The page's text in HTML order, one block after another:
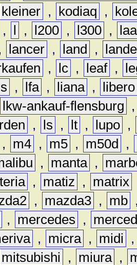
kleiner , kodiaq ,
, l , l200 , l300 ,
lancer , land ,
, lc , leaf ,
, lfa , liana ,
libero
lkw-ankauf-flensburg
, ls , lt , lupo ,
, m4 , m5 , m50d ,
, manta ,
, matiz , matrix
, mazda3 , mb
, mercedes ,
, micra , midi
mitsubishi , miura ,